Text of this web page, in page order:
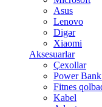
Asus
Lenovo
Digər
Xiaomi
Aksesuarlar
Çexollar
Power
Fitnes
Kabel